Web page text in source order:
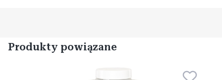
Produkty powiązane